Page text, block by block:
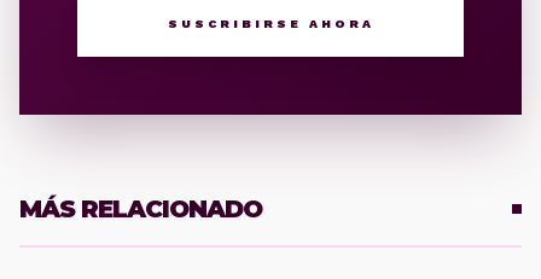
SUSCRIBIRSE AHORA
MÁS RELACIONADO